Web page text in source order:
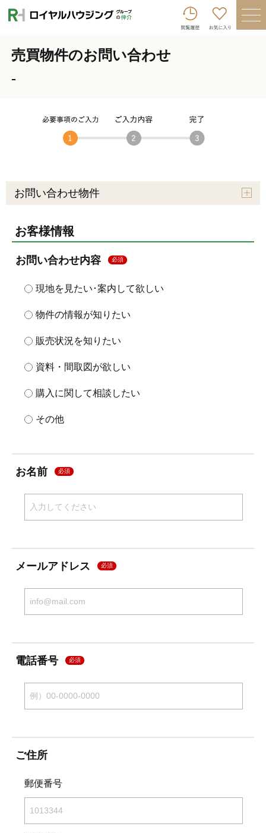
売買物件のお問い合わせ
-
お問い合わせ物件
お客様情報
お問い合わせ内容 必須
現地を見たい･案内して欲しい
物件の情報が知りたい
販売状況を知りたい
資料・間取図が欲しい
購入に関して相談したい
その他
お名前 必須
メールアドレス 必須
電話番号 必須
ご住所
郵便番号
ロイヤルハウジンググループトップへ
売りたい
店舗を探す